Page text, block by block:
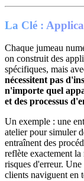
La Clé :
Chaque jumeau
on construit des
spécifiques, mais
nécessitent pas
n'importe quel
et des processus
Un exemple : une
atelier pour simuler
entraînent des
reflète exactement
risques d'erreur.
clients naviguent en